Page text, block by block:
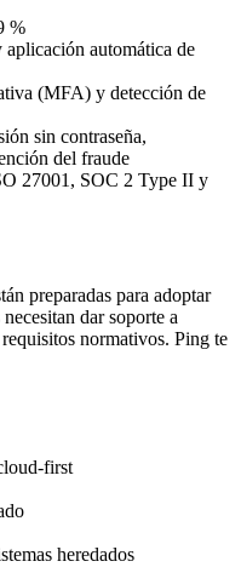
%
automática de
(MFA) y detección de
sin contraseña,
del fraude
27001, SOC 2 Type II y
preparadas para adoptar
dar soporte a
normativos. Ping te
first
heredados